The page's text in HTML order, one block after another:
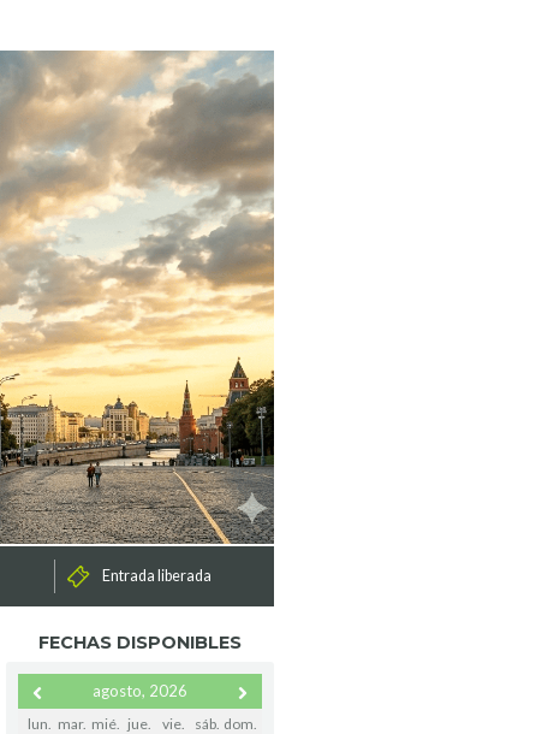
Entrada liberada
FECHAS DISPONIBLES
agosto, 2026
lun. mar. mié. jue. vie. sáb. dom.